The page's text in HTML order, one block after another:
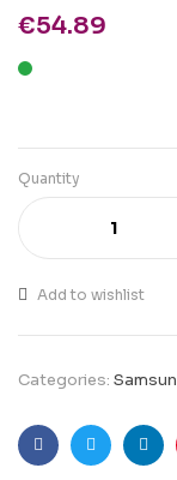
€54.89
Quantity
Add to wishlist
Categories:
FacebookTwitter